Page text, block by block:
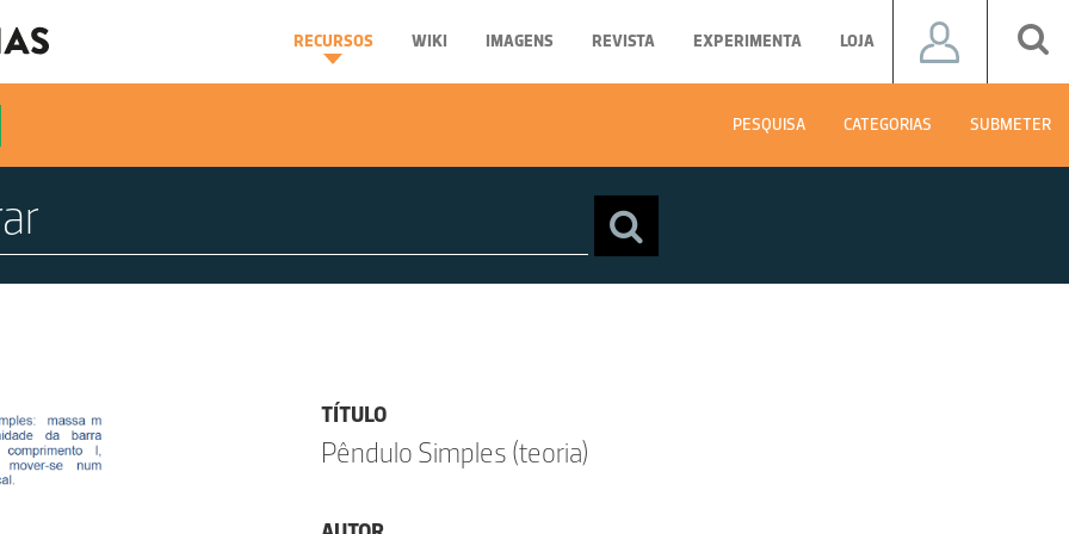
RECURSOS WIKI IMAGENS REVISTA EXPERIMENTA LOJA
PESQUISA CATEGORIAS SUBMETER
TÍTULO
Pêndulo Simples (teoria)